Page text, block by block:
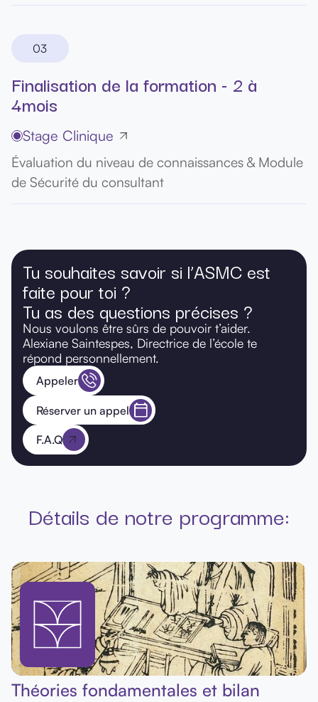
03
Finalisation de la formation - 2 à
4mois
Stage Clinique
Évaluation du niveau de connaissances & Module
de Sécurité du consultant
Tu souhaites savoir si l’ASMC est
faite pour toi ?
Tu as des questions précises ?
Nous voulons être sûrs de pouvoir t’aider.
Alexiane Saintespes, Directrice de l’école te
répond personnellement.
Appeler
Réserver un appel
F.A.Q
Détails de notre programme:
Théories fondamentales et bilan